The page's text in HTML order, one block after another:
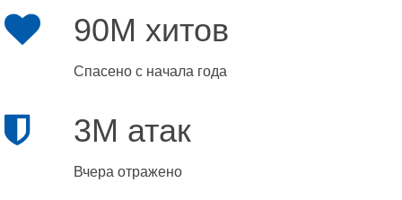
90M хитов
Спасено с начала года
3M атак
Вчера отражено